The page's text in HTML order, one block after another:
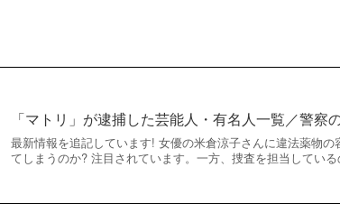
「マトリ」が逮捕した芸能人・有名人一覧／警察
最新情報を追記しています! 女優の米倉涼子さんに違法薬物
てしまうのか? 注目されています。一方、捜査を担当してい